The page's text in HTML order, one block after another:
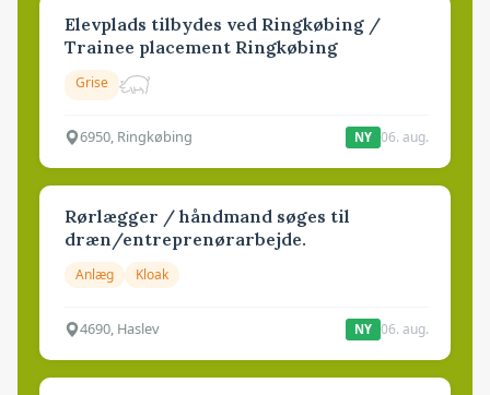
Elevplads tilbydes ved Ringkøbing /
Trainee placement Ringkøbing
Grise
6950, Ringkøbing NY 06. aug.
Rørlægger / håndmand søges til
dræn/entreprenørarbejde.
Anlæg Kloak
4690, Haslev NY 06. aug.